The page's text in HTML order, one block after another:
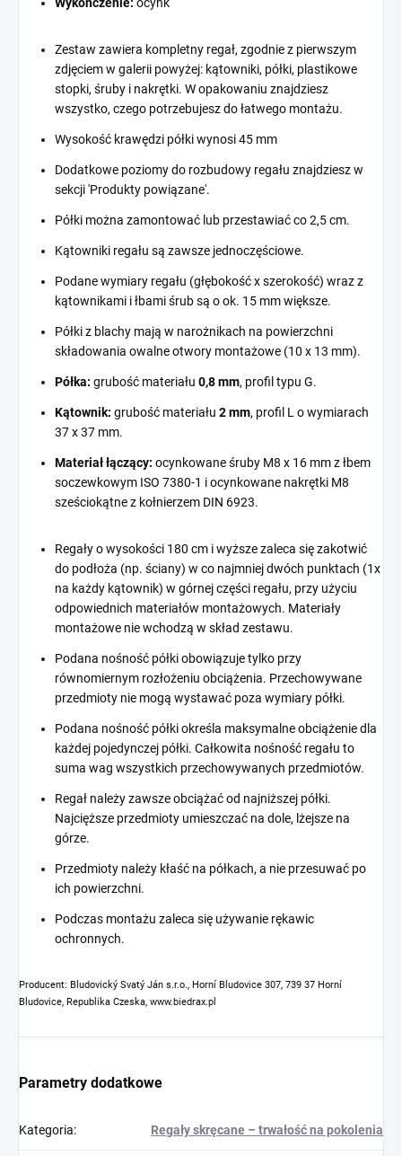
Zestaw zawiera kompletny regał, zgodnie z pierwszym
zdjęciem w galerii powyżej: kątowniki, półki, plastikowe
stopki, śruby i nakrętki. W opakowaniu znajdziesz
wszystko, czego potrzebujesz do łatwego montażu.
Wysokość krawędzi półki wynosi 45 mm
Dodatkowe poziomy do rozbudowy regału znajdziesz w
sekcji 'Produkty powiązane'.
Półki można zamontować lub przestawiać co 2,5 cm.
Kątowniki regału są zawsze jednoczęściowe.
Podane wymiary regału (głębokość x szerokość) wraz z
kątownikami i łbami śrub są o ok. 15 mm większe.
Półki z blachy mają w narożnikach na powierzchni
składowania owalne otwory montażowe (10 x 13 mm).
Półka: grubość materiału 0,8 mm, profil typu G.
Kątownik: grubość materiału 2 mm, profil L o wymiarach
37 x 37 mm.
Materiał łączący: ocynkowane śruby M8 x 16 mm z łbem
soczewkowym ISO 7380-1 i ocynkowane nakrętki M8
sześciokątne z kołnierzem DIN 6923.
Regały o wysokości 180 cm i wyższe zaleca się zakotwić
do podłoża (np. ściany) w co najmniej dwóch punktach (1x
na każdy kątownik) w górnej części regału, przy użyciu
odpowiednich materiałów montażowych. Materiały
montażowe nie wchodzą w skład zestawu.
Podana nośność półki obowiązuje tylko przy
równomiernym rozłożeniu obciążenia. Przechowywane
przedmioty nie mogą wystawać poza wymiary półki.
Podana nośność półki określa maksymalne obciążenie dla
każdej pojedynczej półki. Całkowita nośność regału to
suma wag wszystkich przechowywanych przedmiotów.
Regał należy zawsze obciążać od najniższej półki.
Najcięższe przedmioty umieszczać na dole, lżejsze na
górze.
Przedmioty należy kłaść na półkach, a nie przesuwać po
ich powierzchni.
Podczas montażu zaleca się używanie rękawic
ochronnych.
Producent: Bludovický Svatý Ján s.r.o., Horní Bludovice 307, 739 37 Horní
Bludovice, Republika Czeska, www.biedrax.pl
Parametry dodatkowe
Kategoria: Regały skręcane – trwałość na pokolenia